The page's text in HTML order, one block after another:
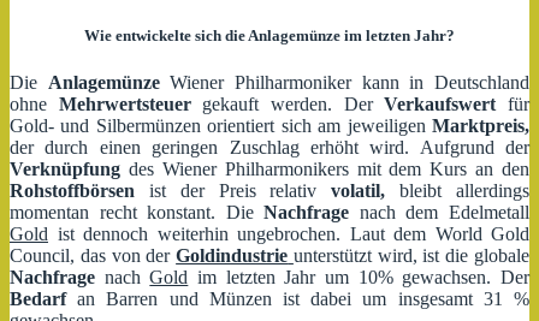
Wie entwickelte sich die Anlagemünze im letzten Jahr?
Die AnlagemünzeWiener Philharmoniker kann in Deutschland
ohne Mehrwertsteuergekauft werden. DerVerkaufswert für
Gold- und Silbermünzen orientiert sich am jeweiligen Marktpreis,
der durch einen geringen Zuschlag erhöht wird. Aufgrund der
Verknüpfung des Wiener Philharmonikers mit dem Kurs an den
Rohstoffbörsen ist der Preis relativvolatil, bleibt allerdings
momentan recht konstant. DieNachfrage nach dem Edelmetall
Gold ist dennoch weiterhin ungebrochen. Laut dem World Gold
Council, das von derGoldindustrie unterstützt wird, ist die globale
Nachfrage nachGold im letzten Jahr um 10% gewachsen. Der
Bedarfan Barren und Münzen ist dabei um insgesamt 31 %